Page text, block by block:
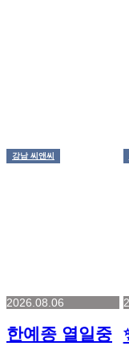
강남 씨앤씨
2026.08.06
한예종 열일중